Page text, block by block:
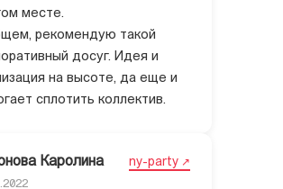
месте.
рекомендую такой
досуг. Идея и
на высоте, да еще и
сплотить коллектив.
Каролина ny-party